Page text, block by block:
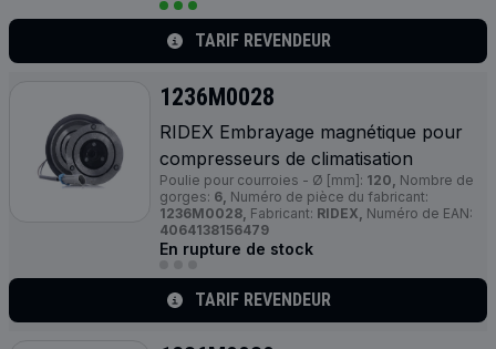
TARIF REVENDEUR
1236M0028
RIDEX Embrayage magnétique pour
compresseurs de climatisation
Poulie pour courroies - Ø [mm]: 120, Nombre de
gorges: 6, Numéro de pièce du fabricant:
1236M0028, Fabricant: RIDEX, Numéro de EAN:
4064138156479
En rupture de stock
TARIF REVENDEUR